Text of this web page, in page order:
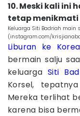
10. Meski kali ini
tetap menikmati
Keluarga Siti Badriah main
(instagram.com/
Liburan ke
bermain salju
keluarga Siti
Korsel,
Mereka terlihat
karena bisa